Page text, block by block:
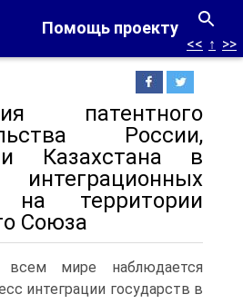
Помощь проекту
<< ↑ >>
патентного
России,
Казахстана в
на территории
Союза
мире наблюдается
интеграции государств в